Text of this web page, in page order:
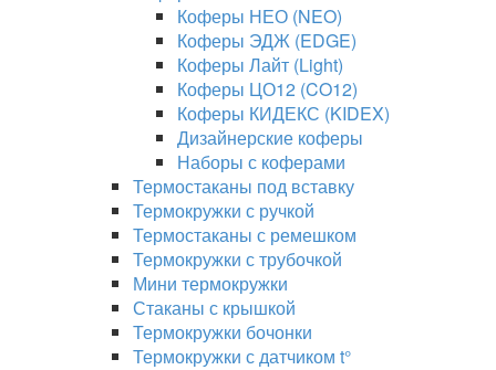
Коферы НЕО (NEO)
Коферы ЭДЖ (EDGE)
Коферы Лайт (Light)
Коферы ЦО12 (CO12)
Коферы КИДЕКС (KIDEX)
Дизайнерские коферы
Наборы с коферами
Термостаканы под вставку
Термокружки с ручкой
Термостаканы с ремешком
Термокружки с трубочкой
Мини термокружки
Стаканы с крышкой
Термокружки бочонки
Термокружки с датчиком t°